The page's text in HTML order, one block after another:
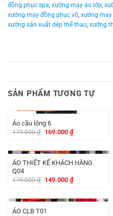
đồng phục spa, xưởng may áo lớp,
xưởng may đồng phục võ, xưởng
xưởng sản xuất dép thể thao, xưởng
SẢN PHẨM TƯƠNG TỰ
Áo cầu lông 6
179.000₫ Giá
179.000 ₫.
169.000 ₫Giá
hiện
là:
169.000 ₫.
ÁO THIẾT KẾ KHÁCH HÀNG
Q04
179.000₫ Giá
179.000 ₫.
149.000 ₫Giá
hiện
là:
149.000 ₫.
ÁO CLB T01